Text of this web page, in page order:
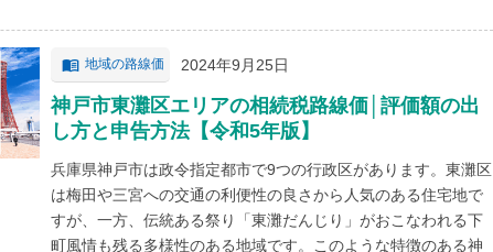
地域の路線価 2024年9月25日
神戸市東灘区エリアの相続税路線価│評価額の出
し方と申告方法【令和5年版】
兵庫県神戸市は政令指定都市で9つの行政区があります。東灘区
は梅田や三宮への交通の利便性の良さから人気のある住宅地で
すが、一方、伝統ある祭り「東灘だんじり」がおこなわれる下
町風情も残る多様性のある地域です。このような特徴のある神